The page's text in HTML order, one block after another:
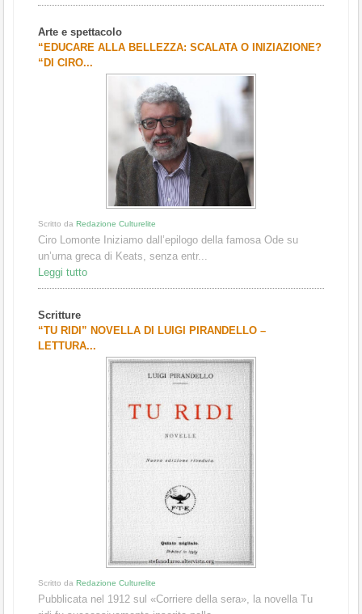
Arte e spettacolo
“EDUCARE ALLA BELLEZZA: SCALATA O INIZIAZIONE?
“DI CIRO...
Scritto da Redazione Culturelite
Ciro Lomonte Iniziamo dall’epilogo della famosa Ode su
un’urna greca di Keats, senza entr...
Leggi tutto
Scritture
“TU RIDI” NOVELLA DI LUIGI PIRANDELLO –
LETTURA...
Scritto da Redazione Culturelite
Pubblicata nel 1912 sul «Corriere della sera», la novella Tu